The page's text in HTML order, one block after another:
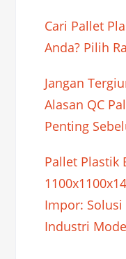
Cari Pallet
Anda? Pilih
Jangan
Alasan QC
Penting
Pallet Plastik
Impor:
Industri